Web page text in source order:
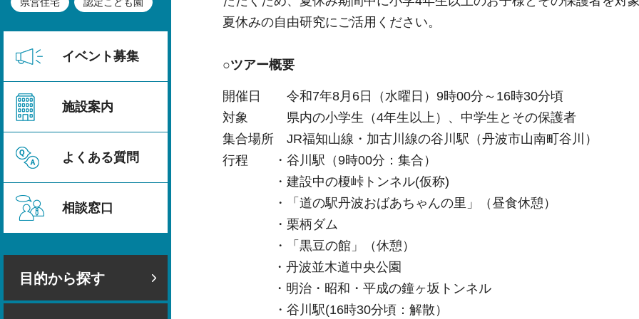
イベント募集
施設案内
よくある質問
相談窓口
目的から探す
夏休みの自由研究にご活用ください。
○ツアー概要
開催日 令和7年8月6日（水曜日）9時00分～16時30分頃
対象 県内の小学生（4年生以上）、中学生とその保護者
集合場所 JR福知山線・加古川線の谷川駅（丹波市山南町谷川）
行程 ・谷川駅（9時00分：集合）
・建設中の榎峠トンネル(仮称)
・「道の駅丹波おばあちゃんの里」（昼食休憩）
・栗柄ダム
・「黒豆の館」（休憩）
・丹波並木道中央公園
・明治・昭和・平成の鐘ヶ坂トンネル
・谷川駅(16時30分頃：解散）